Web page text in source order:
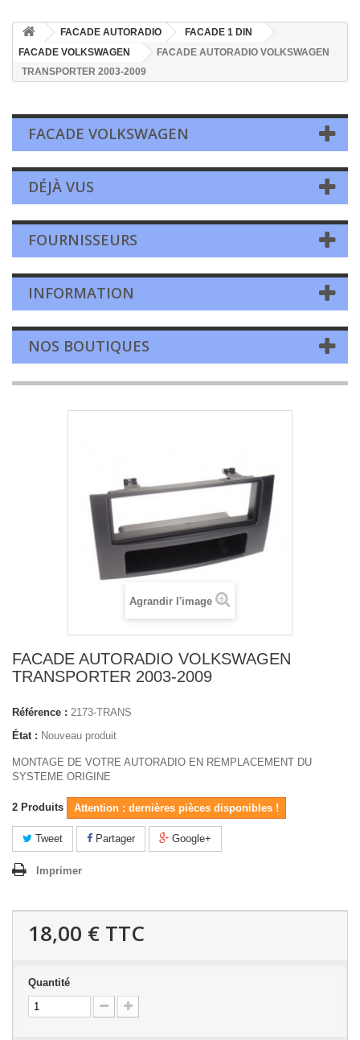
FACADE AUTORADIO
FACADE 1 DIN
FACADE VOLKSWAGEN
FACADE AUTORADIO VOLKSWAGEN
TRANSPORTER 2003-2009
FACADE VOLKSWAGEN
DÉJÀ VUS
FOURNISSEURS
INFORMATION
NOS BOUTIQUES
Agrandir l'image
FACADE AUTORADIO VOLKSWAGEN
TRANSPORTER 2003-2009
Référence : 2173-TRANS
État : Nouveau produit
MONTAGE DE VOTRE AUTORADIO EN REMPLACEMENT DU
SYSTEME ORIGINE
2 Produits Attention : dernières pièces disponibles !
Tweet Partager Google+
Imprimer
18,00 € TTC
Quantité